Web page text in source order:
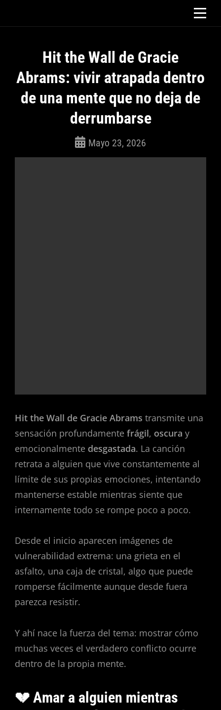
Hit the Wall de Gracie
Abrams: vivir atrapada dentro
de una mente que no deja de
derrumbarse
Mayo 23, 2026
Hit the Wall de Gracie Abrams transmite una
sensación profundamente frágil, oscura y
emocionalmente desgastada. La canción
retrata a alguien que vive constantemente al
límite de sus propias emociones, intentando
mantenerse estable mientras siente que
internamente todo se rompe poco a poco.
Desde el inicio aparecen imágenes de
vulnerabilidad extrema: una grieta en el
asfalto, una caja de cristal, algo que puede
romperse fácilmente aunque desde fuera
parezca resistir.
Y ahí nace la fuerza del tema: mostrar cómo
muchas veces el verdadero conflicto ocurre
dentro de la propia mente.
💔 Amar a alguien mientras